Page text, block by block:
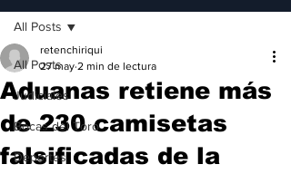
All Posts
Judiciales
Bocas del Toro
Deportes
All Posts
Aduanas retiene más
de 230 camisetas
falsificadas de la
retenchiriqui
27 may 2 min de lectura